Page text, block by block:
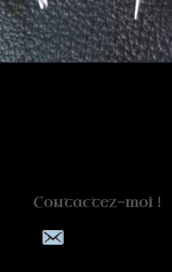
Contactez-moi !